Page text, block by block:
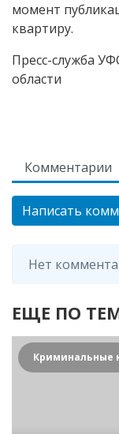
момент
квартиру.
Пресс-служба
области
Комментарии
Написать
Нет
ЕЩЕ ПО